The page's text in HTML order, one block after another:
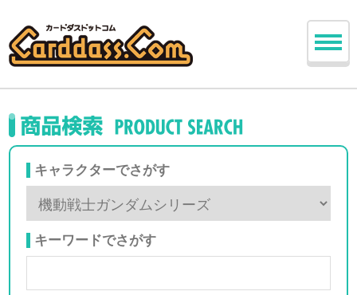
キャラクターでさがす
キーワードでさがす